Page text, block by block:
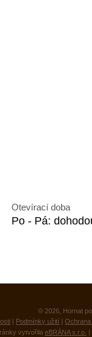
Otevírací doba
Po - Pá:
© 2026, Hornat
| Podmínky užití |
vytvořila eBRÁNA s.r.o. |